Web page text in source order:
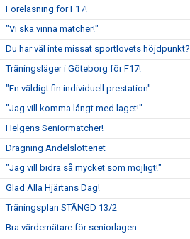
Föreläsning för F17!
"Vi ska vinna matcher!"
Du har väl inte missat sportlovets höjdpunkt?
Träningsläger i Göteborg för F17!
"En väldigt fin individuell prestation"
"Jag vill komma långt med laget!"
Helgens Seniormatcher!
Dragning Andelslotteriet
"Jag vill bidra så mycket som möjligt!"
Glad Alla Hjärtans Dag!
Träningsplan STÄNGD 13/2
Bra värdemätare för seniorlagen